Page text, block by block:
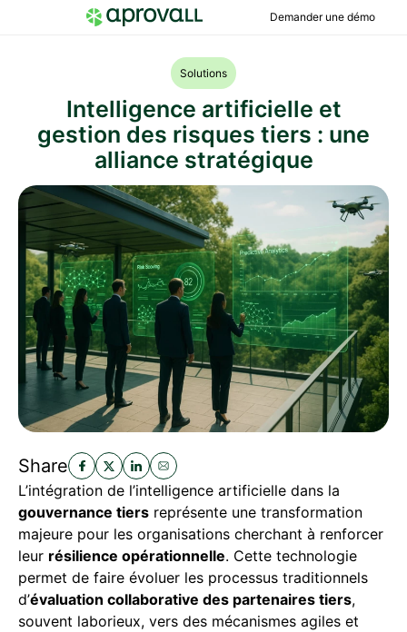
Demander une démo
Solutions
Intelligence artificielle et
gestion des risques tiers : une
alliance stratégique
L’intégration de l’intelligence artificielle dans la
gouvernance tiers représente une transformation
majeure pour les organisations cherchant à renforcer
leur résilience opérationnelle. Cette technologie
permet de faire évoluer les processus traditionnels
d’évaluation collaborative des partenaires tiers,
souvent laborieux, vers des mécanismes agiles et
Share